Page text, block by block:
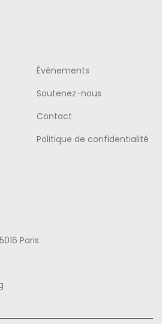
Évènements
Soutenez-nous
Contact
Politique de confidentialité
Paris